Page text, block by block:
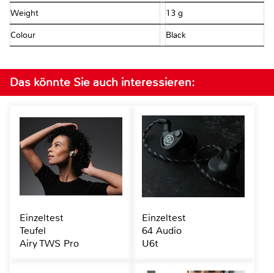
Weight 13 g
Colour Black
Das könnte Sie auch interessieren:
Einzeltest
Teufel
Airy TWS Pro
Einzeltest
64 Audio
U6t